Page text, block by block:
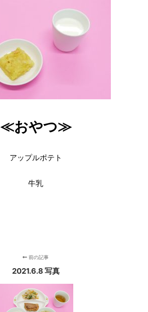
≪おやつ≫
アップルポテト
牛乳
前の記事
2021.6.8 写真